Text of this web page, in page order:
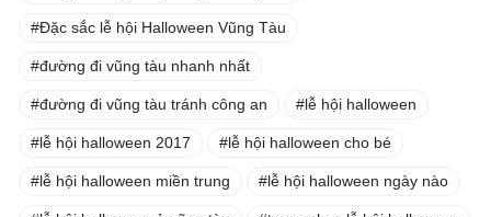
Đặc sắc lễ hội Halloween Vũng Tàu
đường đi vũng tàu nhanh nhất
đường đi vũng tàu tránh công an lễ hội halloween
lễ hội halloween 2017 lễ hội halloween cho bé
lễ hội halloween miền trung lễ hội halloween ngày nào